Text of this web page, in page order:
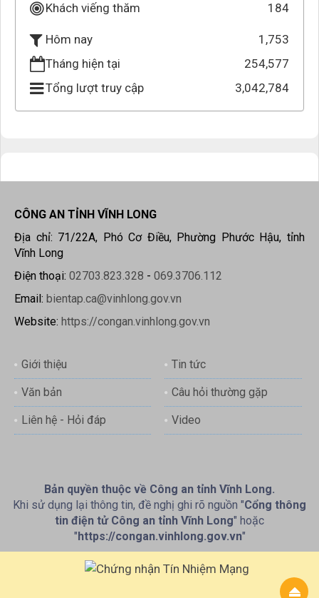
Khách viếng thăm
184
Hôm nay
1,753
Tháng hiện tại
254,577
Tổng lượt truy cập
3,042,784
CÔNG AN TỈNH VĨNH LONG
Địa chỉ: 71/22A, Phó Cơ Điều, Phường Phước Hậu, tỉnh
Vĩnh Long
Điện thoại: 02703.823.328 - 069.3706.112
Email: bientap.ca@vinhlong.gov.vn
Website: https://congan.vinhlong.gov.vn
Giới thiệu Tin tức
Văn bản Câu hỏi thường gặp
Liên hệ - Hỏi đáp Video
Bản quyền thuộc về Công an tỉnh Vĩnh Long.
Khi sử dụng lại thông tin, đề nghị ghi rõ nguồn "Cổng thông
tin điện tử Công an tỉnh Vĩnh Long" hoặc
"https://congan.vinhlong.gov.vn"